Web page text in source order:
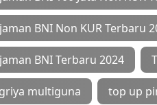
BNI Non KUR Terbaru
BNI Terbaru 2024
multiguna top up